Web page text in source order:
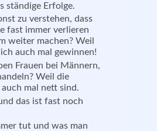
ständige Erfolge.
zu verstehen, dass
fast immer verlieren
weiter machen? Weil
auch mal gewinnen!
Frauen bei Männern,
Weil die
mal nett sind.
das ist fast noch
tut und was man